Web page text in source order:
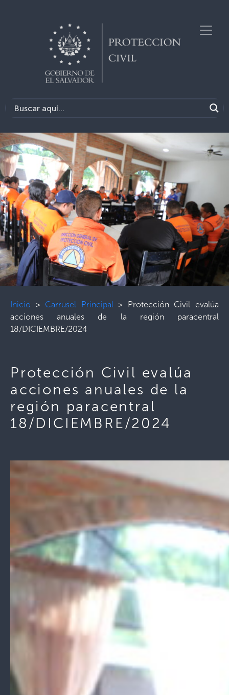
Inicio > Carrusel Principal > Protección Civil evalúa
acciones anuales de la región paracentral
18/DICIEMBRE/2024
Protección Civil evalúa
acciones anuales de la
región paracentral
18/DICIEMBRE/2024